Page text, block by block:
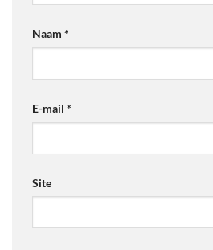
Naam *
E-mail *
Site